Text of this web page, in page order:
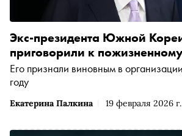
Екатерина Палкина 19 февраля 2026 г.
Экс-президента Южной
приговорили к
Его признали виновным в
году